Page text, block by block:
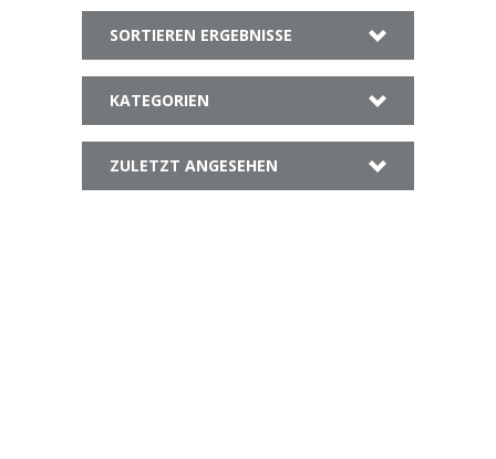
SORTIEREN ERGEBNISSE
KATEGORIEN
ZULETZT ANGESEHEN